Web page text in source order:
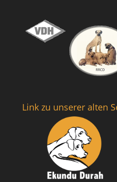
Link zu unserer alten